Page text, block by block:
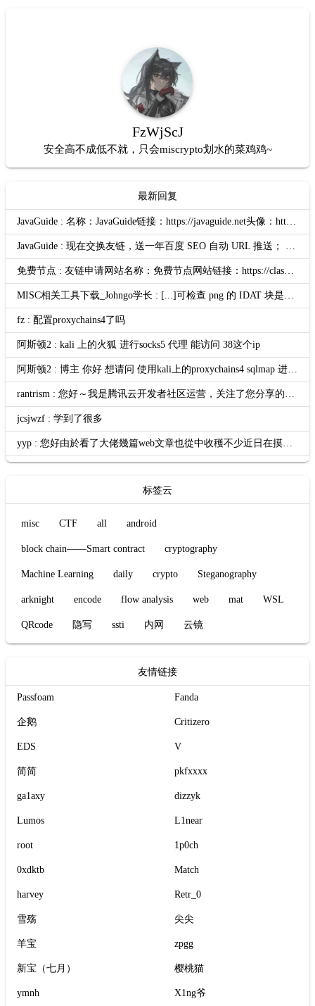
FzWjScJ
安全高不成低不就，只会miscrypto划水的菜鸡鸡~
最新回复
JavaGuide : 名称：JavaGuide链接：https://javaguide.net头像：https://javaguide.net/icon-192.png描述：「Java学习 + 面试指南」OG：htt...
JavaGuide : 现在交换友链，送一年百度 SEO 自动 URL 推送； 智能自动推送介绍地址：https://nogeek.cn/product/baidu-seo-auto-push-daily.html
免费节点 : 友链申请网站名称：免费节点网站链接：https://clashgithub.com网站头像：https://clashgithub.com/wp-content/uploads/avatar.p...
MISC相关工具下载_Johngo学长 : [...]可检查 png 的 IDAT 块是否有问题相关题目可参考：https://blog.csdn.net/u010391191/article/details/80818785有关解题脚本...
fz : 配置proxychains4了吗
阿斯顿2 : kali 上的火狐 进行socks5 代理 能访问 38这个ip
阿斯顿2 : 博主 你好 想请问 使用kali上的proxychains4 sqlmap 进行扫描 提示我无法连接172.22.6.38？ 但是做了路由和代理的
rantrism : 您好～我是腾讯云开发者社区运营，关注了您分享的技术文章，觉得内容很棒，我们诚挚邀请您加入腾讯云自媒体分享计划。完整福利和申请地址请见：https://cloud.tencent.com/deve...
jcsjwzf : 学到了很多
yyp : 您好由於看了大佬幾篇web文章也從中收穫不少近日在摸索幾題web ctf的題目試了很多天之後仍然沒有什麼進展不知道你是否有空幫我看看題目並指導小妹期待你的回信
标签云
misc CTF all android
block chain——Smart contract cryptography
Machine Learning daily crypto Steganography
arknight encode flow analysis web mat WSL
QRcode 隐写 ssti 内网 云镜
友情链接
Passfoam Fanda
企鹅 Critizero
EDS V
简简 pkfxxxx
ga1axy dizzyk
Lumos L1near
root 1p0ch
0xdktb Match
harvey Retr_0
雪殇 尖尖
羊宝 zpgg
新宝（七月） 樱桃猫
ymnh X1ng爷